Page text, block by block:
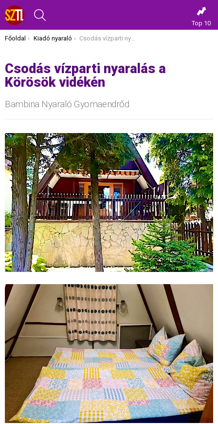
Top 10
Itt vagy most:
Főoldal Kiadó nyaraló Csodás vízparti nyaralás a Körösök vidékén
Csodás vízparti nyaralás a
Körösök vidékén
Bambina Nyaraló Gyomaendrőd